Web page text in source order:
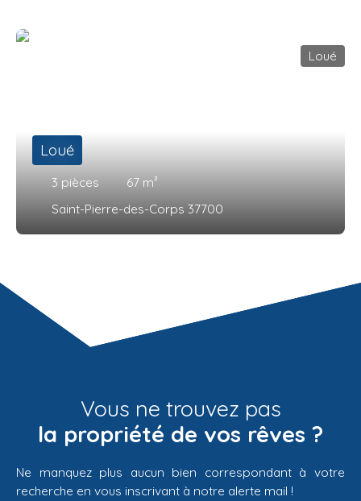
Loué
3 pièces 67 m²
Saint-Pierre-des-Corps 37700
Loué
Vous ne trouvez pas
la propriété de vos rêves ?
Ne manquez plus aucun bien correspondant à votre
recherche en vous inscrivant à notre alerte mail !